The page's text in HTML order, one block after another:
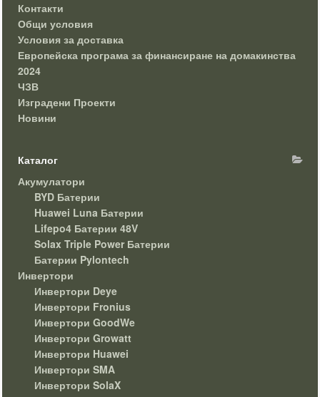
Контакти
Общи условия
Условия за доставка
Европейска програма за финансиране на домакинства
2024
ЧЗВ
Изградени Проекти
Новини
Каталог
Акумулатори
BYD Батерии
Huawei Luna Батерии
Lifepo4 Батерии 48V
Solax Triple Power Батерии
Батерии Pylontech
Инвертори
Инвертори Deye
Инвертори Fronius
Инвертори GoodWe
Инвертори Growatt
Инвертори Huawei
Инвертори SMA
Инвертори SolaX